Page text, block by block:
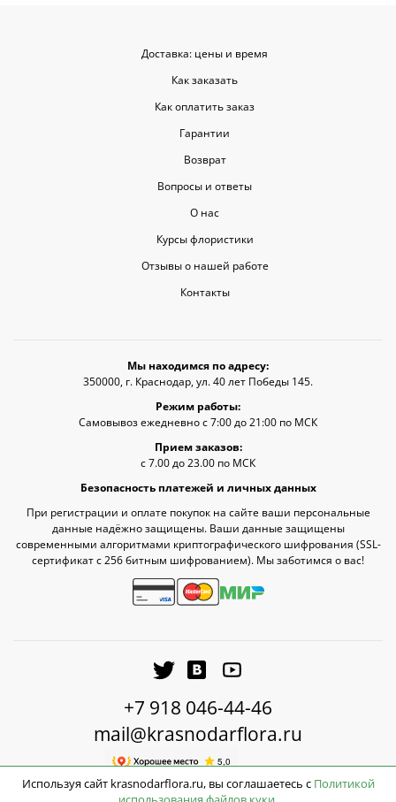
Используя сайт krasnodarflora.ru, вы соглашаетесь с Политикой
Доставка: цены и время
Как заказать
Как оплатить заказ
Гарантии
Возврат
Вопросы и ответы
О нас
Курсы флористики
Отзывы о нашей работе
Контакты
Мы находимся по адресу:
350000, г. Краснодар, ул. 40 лет Победы 145.
Режим работы:
Самовывоз ежедневно с 7:00 до 21:00 по МСК
Прием заказов:
с 7.00 до 23.00 по МСК
Безопасность платежей и личных данных
При регистрации и оплате покупок на сайте ваши персональные
данные надёжно защищены. Ваши данные защищены
современными алгоритмами криптографического шифрования (SSL-
сертификат c 256 битным шифрованием). Мы заботимся о вас!
+7 918 046-44-46
mail@krasnodarflora.ru